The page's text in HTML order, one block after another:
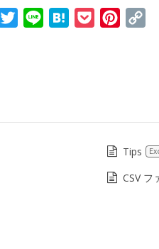
FacebookTwitterLine HatenaPocket
Tips
CSV フ